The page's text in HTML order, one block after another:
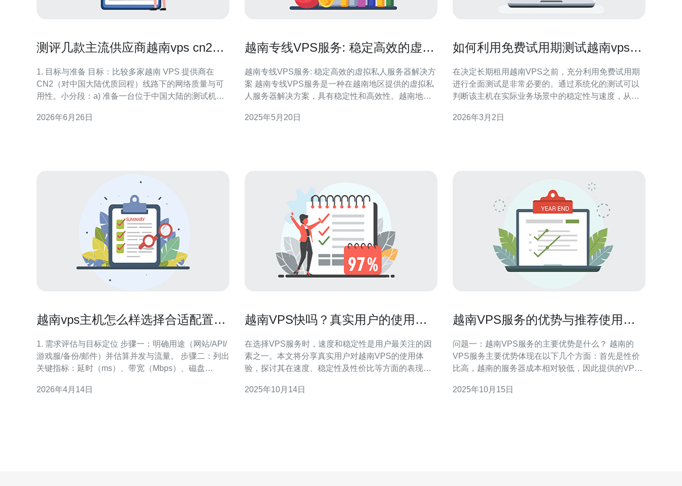
测评几款主流供应商越南vps cn2网
1. 目标与准备 目标：比较多家越南 VPS 提供商在
CN2（对中国大陆优质回程）线路下的网络质量与可
用性。小分段：a) 准备一台位于中国大陆的测试机
试用或可退款）；c) 在测试机与 VPS 上都能用
2026年6月26日
越南专线VPS服务: 稳定高效的虚拟
越南专线VPS服务: 稳定高效的虚拟私人服务器解决方
案 越南专线VPS服务是一种在越南地区提供的虚拟私
人服务器解决方案，具有稳定性和高效性。越南地区
体验。以下将介绍越南专线VPS服务的优势和适用场
2025年5月20日
如何利用免费试用期测试越南vps租
在决定长期租用越南VPS之前，充分利用免费试用期
进行全面测试是非常必要的。通过系统化的测试可以
判断该主机在实际业务场景中的稳定性与速度，从而
迟与丢包、带宽吞吐、磁盘IO性能、CPU与内存负
2026年3月2日
越南vps主机怎么样选择合适配置与
1. 需求评估与目标定位 步骤一：明确用途（网站/API/
游戏服/备份/邮件）并估算并发与流量。 步骤二：列出
关键指标：延时（ms）、带宽（Mbps）、磁盘
实际目标范例：小型网站（1核、1GB、25GB SSD、
2026年4月14日
越南VPS快吗？真实用户的使用体
在选择VPS服务时，速度和稳定性是用户最关注的因
素之一。本文将分享真实用户对越南VPS的使用体
验，探讨其在速度、稳定性及性价比等方面的表现，
在讨论越南VPS的速度时，用户普遍反映其访问速度
2025年10月14日
越南VPS服务的优势与推荐使用场
问题一：越南VPS服务的主要优势是什么？ 越南的
VPS服务主要优势体现在以下几个方面：首先是性价
比高，越南的服务器成本相对较低，因此提供的VPS
对于东南亚地区的用户，能够显著提升访问速度。此
2025年10月15日